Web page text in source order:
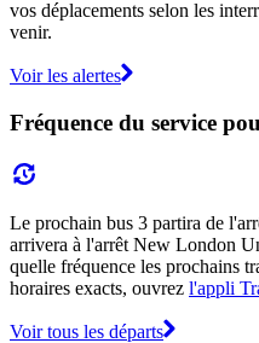
vos déplacements selon les
venir.
Voir les alertes
Fréquence du service
Le prochain bus 3 partira de
arrivera à l'arrêt New London
quelle fréquence les prochains
horaires exacts, ouvrez l'appli
Voir tous les départs